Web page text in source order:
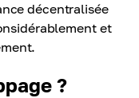
décentralisée
et
?